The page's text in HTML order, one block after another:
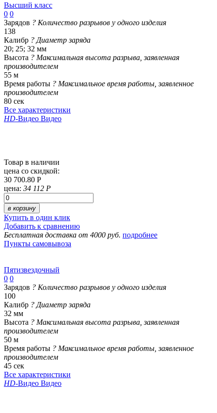
Высший класс
0 0
Зарядов ? Количество разрывов у одного изделия
138
Калибр ? Диаметр заряда
20; 25; 32 мм
Высота ? Максимальная высота разрыва, заявленная
производителем
55 м
Время работы ? Максимальное время работы, заявленное
производителем
80 сек
Все характеристики
HD-Видео Видео
Товар в наличии
цена со скидкой:
30 700.80 Р
цена: 34 112 Р
в корзину
Купить в один клик
Добавить к сравнению
Бесплатная доставка от 4000 руб. подробнее
Пункты самовывоза
Пятизвездочный
0 0
Зарядов ? Количество разрывов у одного изделия
100
Калибр ? Диаметр заряда
32 мм
Высота ? Максимальная высота разрыва, заявленная
производителем
50 м
Время работы ? Максимальное время работы, заявленное
производителем
45 сек
Все характеристики
HD-Видео Видео